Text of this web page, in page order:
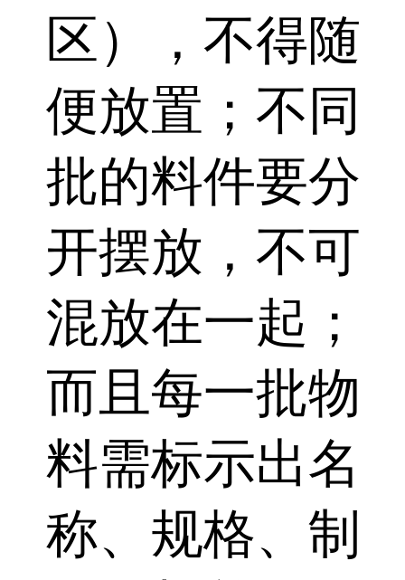
区），不得随
便放置；不同
批的料件要分
开摆放，不可
混放在一起；
而且每一批物
料需标示出名
称、规格、制